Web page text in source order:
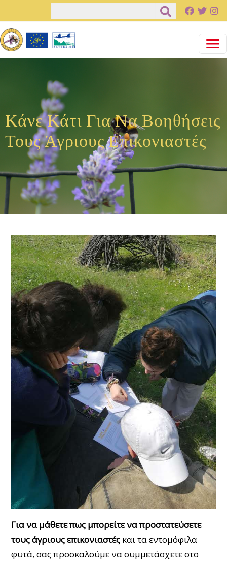
Παράκαμψη προς το κυρίως περιεχόμενο
Κάνε Κάτι Για Να Βοηθήσεις
Τους Άγριους Επικονιαστές
Για να μάθετε πως μπορείτε να προστατεύσετε
τους άγριους επικονιαστές και τα εντομόφιλα
φυτά, σας προσκαλούμε να συμμετάσχετε στο